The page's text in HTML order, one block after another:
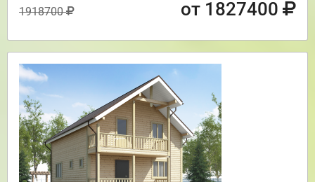
1918700 от 1827400